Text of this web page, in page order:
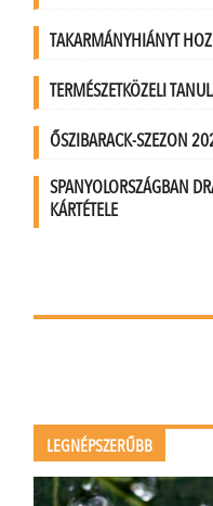
TAKARMÁNYHIÁNYT
TERMÉSZETKÖZELI
ŐSZIBARACK-SZEZON
SPANYOLORSZÁGBAN
KÁRTÉTELE
LEGNÉPSZERŰBB